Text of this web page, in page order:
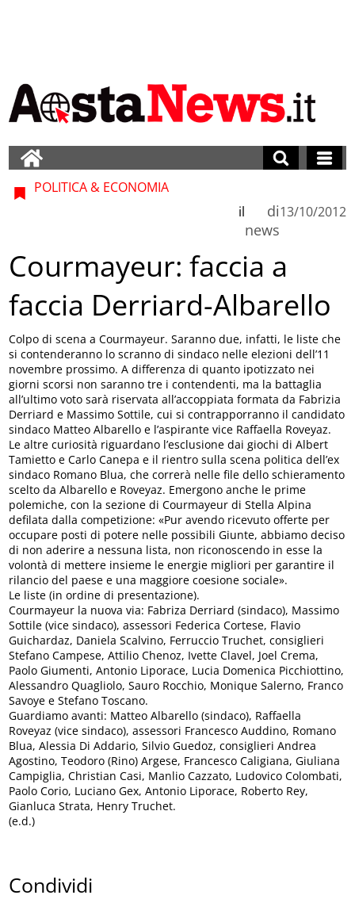
POLITICA & ECONOMIA
di
news
il 13/10/2012
Courmayeur: faccia a
faccia Derriard-Albarello
Colpo di scena a Courmayeur. Saranno due, infatti, le liste che
si contenderanno lo scranno di sindaco nelle elezioni dell’11
novembre prossimo. A differenza di quanto ipotizzato nei
giorni scorsi non saranno tre i contendenti, ma la battaglia
all’ultimo voto sarà riservata all’accoppiata formata da Fabrizia
Derriard e Massimo Sottile, cui si contrapporranno il candidato
sindaco Matteo Albarello e l’aspirante vice Raffaella Roveyaz.
Le altre curiosità riguardano l’esclusione dai giochi di Albert
Tamietto e Carlo Canepa e il rientro sulla scena politica dell’ex
sindaco Romano Blua, che correrà nelle file dello schieramento
scelto da Albarello e Roveyaz. Emergono anche le prime
polemiche, con la sezione di Courmayeur di Stella Alpina
defilata dalla competizione: «Pur avendo ricevuto offerte per
occupare posti di potere nelle possibili Giunte, abbiamo deciso
di non aderire a nessuna lista, non riconoscendo in esse la
volontà di mettere insieme le energie migliori per garantire il
rilancio del paese e una maggiore coesione sociale».
Le liste (in ordine di presentazione).
Courmayeur la nuova via: Fabriza Derriard (sindaco), Massimo
Sottile (vice sindaco), assessori Federica Cortese, Flavio
Guichardaz, Daniela Scalvino, Ferruccio Truchet, consiglieri
Stefano Campese, Attilio Chenoz, Ivette Clavel, Joel Crema,
Paolo Giumenti, Antonio Liporace, Lucia Domenica Picchiottino,
Alessandro Quagliolo, Sauro Rocchio, Monique Salerno, Franco
Savoye e Stefano Toscano.
Guardiamo avanti: Matteo Albarello (sindaco), Raffaella
Roveyaz (vice sindaco), assessori Francesco Auddino, Romano
Blua, Alessia Di Addario, Silvio Guedoz, consiglieri Andrea
Agostino, Teodoro (Rino) Argese, Francesco Caligiana, Giuliana
Campiglia, Christian Casi, Manlio Cazzato, Ludovico Colombati,
Paolo Corio, Luciano Gex, Antonio Liporace, Roberto Rey,
Gianluca Strata, Henry Truchet.
(e.d.)
Condividi